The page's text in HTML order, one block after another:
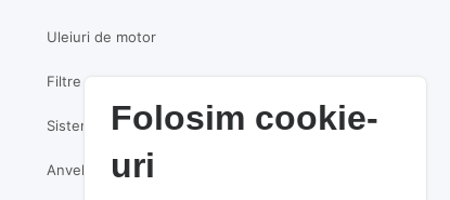
Uleiuri de motor
Filtre auto
Sistem de frânare
Anvelope
Folosim cookie-
uri